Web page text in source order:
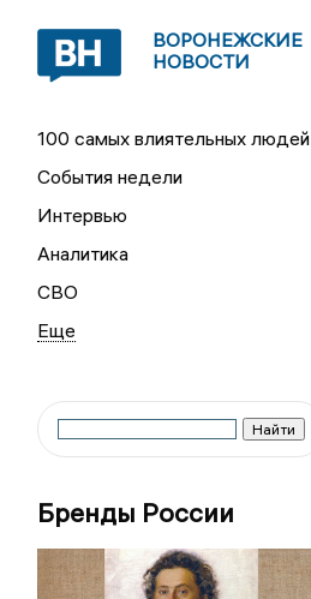
ВОРОНЕЖСКИЕ
НОВОСТИ
100 самых влиятельных людей
События недели
Интервью
Аналитика
СВО
Бренды России